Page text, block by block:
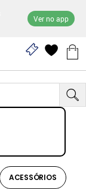
Ver no app
ACESSÓRIOS